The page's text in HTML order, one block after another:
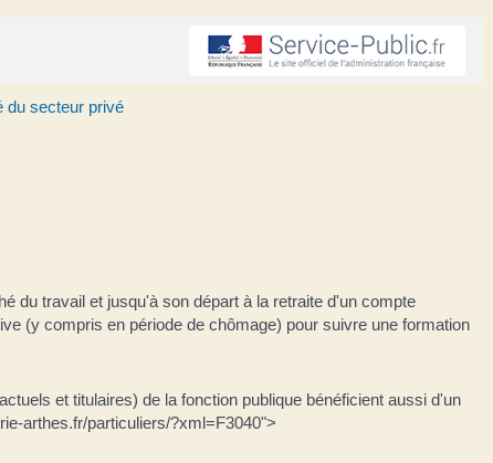
du secteur privé
du travail et jusqu'à son départ à la retraite d'un compte
(y compris en période de chômage) pour suivre une formation
et titulaires) de la fonction publique bénéficient aussi d'un
arthes.fr/particuliers/?xml=F3040">